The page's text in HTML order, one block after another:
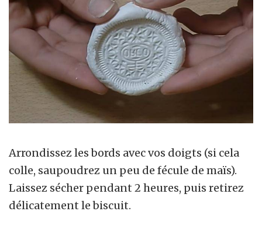
Arrondissez les bords avec vos doigts (si cela
colle, saupoudrez un peu de fécule de maïs).
Laissez sécher pendant 2 heures, puis retirez
délicatement le biscuit.